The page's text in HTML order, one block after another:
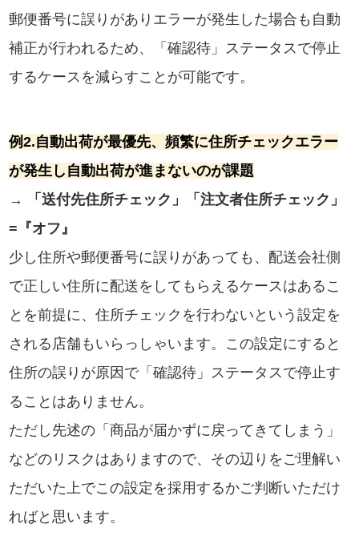
郵便番号に誤りがありエラーが発生した場合も自動
補正が行われるため、「確認待」ステータスで停止
するケースを減らすことが可能です。
例2.自動出荷が最優先、頻繁に住所チェックエラー
が発生し自動出荷が進まないのが課題
→
「送付先住所チェック」「注文者住所チェック」
=『オフ』
少し住所や郵便番号に誤りがあっても、配送会社側
で正しい住所に配送をしてもらえるケースはあるこ
とを前提に、住所チェックを行わないという設定を
される店舗もいらっしゃいます。この設定にすると
住所の誤りが原因で「確認待」ステータスで停止す
ることはありません。
ただし先述の「商品が届かずに戻ってきてしまう」
などのリスクはありますので、その辺りをご理解い
ただいた上でこの設定を採用するかご判断いただけ
ればと思います。